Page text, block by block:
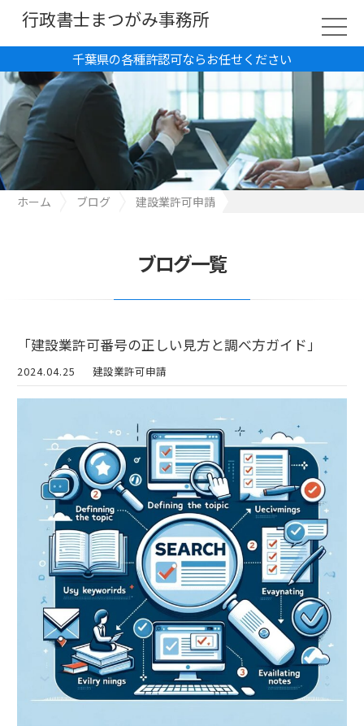
千葉県の各種許認可ならお任せください
行政書士まつがみ事務所
ホーム ブログ
建設業許可申請
ブログ一覧
「建設業許可番号の正しい見方と調べ方ガイド」
2024.04.25 建設業許可申請